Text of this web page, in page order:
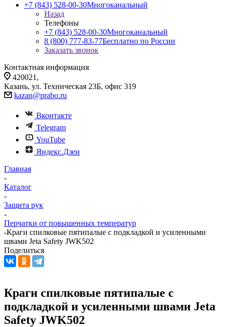
+7 (843) 528-00-30Многоканальный
Назад
Телефоны
+7 (843) 528-00-30Многоканальный
8 (800) 777-83-77Бесплатно по России
Заказать звонок
Контактная информация
420021,
Казань, ул. Техническая 23Б, офис 319
kazan@prabo.ru
Вконтакте
Telegram
YouTube
Яндекс.Дзен
Главная
-
Каталог
-
Защита рук
-
Перчатки от повышенных температур
-Краги спилковые пятипалые с подкладкой и усиленными
швами Jeta Safety JWK502
Поделиться
Краги спилковые пятипалые с
подкладкой и усиленными швами Jeta
Safety JWK502